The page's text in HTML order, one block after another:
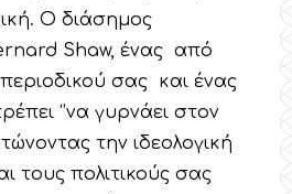
Ο διάσημος
Shaw, ένας από
σας και ένας
‘’να γυρνάει στον
την ιδεολογική
τους πολιτικούς σας